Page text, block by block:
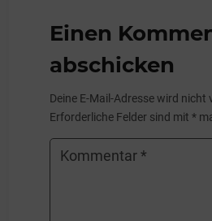
Einen
abschicken
Deine E-Mail-Adresse wird nicht
Erforderliche Felder sind mit*